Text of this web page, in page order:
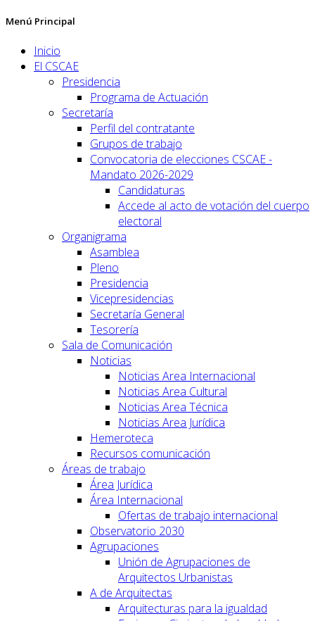
Menú Principal
Inicio
El CSCAE
Presidencia
Programa de Actuación
Secretaría
Perfil del contratante
Grupos de trabajo
Convocatoria de elecciones CSCAE -
Mandato 2026-2029
Candidaturas
Accede al acto de votación del cuerpo
electoral
Organigrama
Asamblea
Pleno
Presidencia
Vicepresidencias
Secretaría General
Tesorería
Sala de Comunicación
Noticias
Noticias Area Internacional
Noticias Area Cultural
Noticias Area Técnica
Noticias Area Jurídica
Hemeroteca
Recursos comunicación
Áreas de trabajo
Área Jurídica
Área Internacional
Ofertas de trabajo internacional
Observatorio 2030
Agrupaciones
Unión de Agrupaciones de
Arquitectos Urbanistas
A de Arquitectas
Arquitecturas para la igualdad